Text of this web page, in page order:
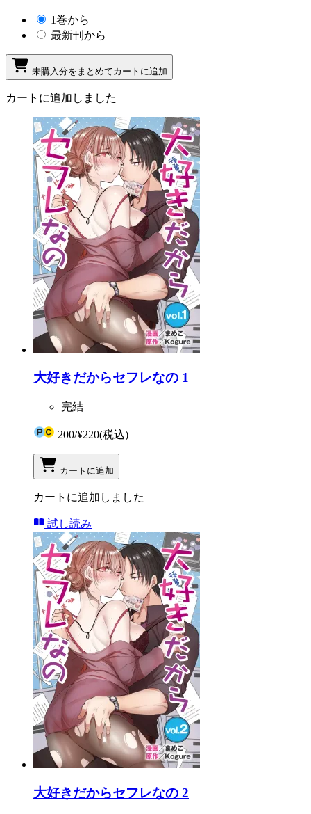
1巻から
最新刊から
未購入分をまとめてカートに追加
カートに追加しました
大好きだからセフレなの 1
完結
200/¥220(税込)
カートに追加
カートに追加しました
試し読み
大好きだからセフレなの 2